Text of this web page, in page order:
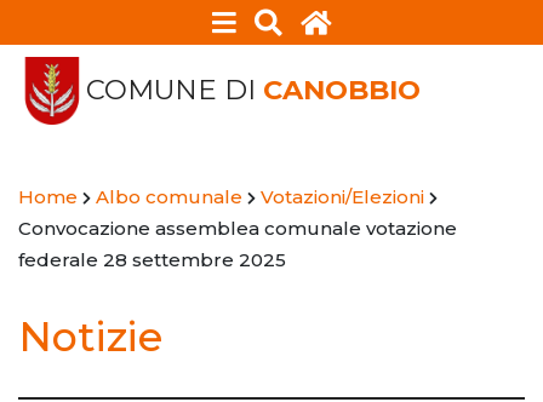
COMUNE DI CANOBBIO
Home Albo comunale
Votazioni/Elezioni
Convocazione assemblea comunale votazione
federale 28 settembre 2025
Notizie